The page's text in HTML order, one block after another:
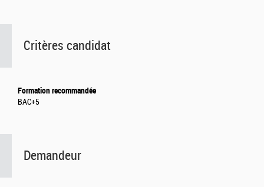
Critères candidat
Formation recommandée
BAC+5
Demandeur